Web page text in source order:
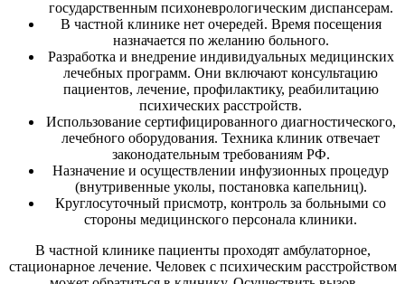
государственным психоневрологическим диспансерам.
В частной клинике нет очередей. Время посещения
назначается по желанию больного.
Разработка и внедрение индивидуальных медицинских
лечебных программ. Они включают консультацию
пациентов, лечение, профилактику, реабилитацию
психических расстройств.
Использование сертифицированного диагностического,
лечебного оборудования. Техника клиник отвечает
законодательным требованиям РФ.
Назначение и осуществлении инфузионных процедур
(внутривенные уколы, постановка капельниц).
Круглосуточный присмотр, контроль за больными со
стороны медицинского персонала клиники.
В частной клинике пациенты проходят амбулаторное,
стационарное лечение. Человек с психическим расстройством